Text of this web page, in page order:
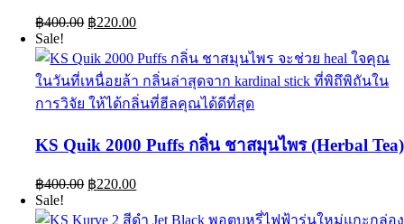
฿400.00 Original
was:
฿400.00.
฿220.00Current
is:
฿220.00.
Sale!
KS Quik 2000 Puffs กลิ่น ชาสมุนไพร (Herbal Tea)
฿400.00 Original
was:
฿220.00Current
is:
Sale!